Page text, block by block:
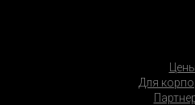
Цены
Для